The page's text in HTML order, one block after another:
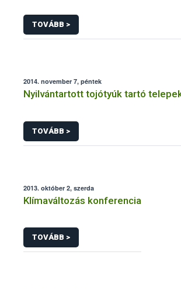
TOVÁBB >
2014. november 7, péntek
Nyilvántartott tojótyúk tartó
TOVÁBB >
2013. október 2, szerda
Klímaváltozás konferencia
TOVÁBB >